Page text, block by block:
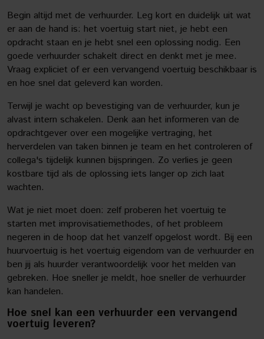
Begin altijd met de verhuurder. Leg kort en duidelijk uit wat
er aan de hand is: het voertuig start niet, je hebt een
opdracht staan en je hebt snel een oplossing nodig. Een
goede verhuurder schakelt direct en denkt met je mee.
Vraag expliciet of er een vervangend voertuig beschikbaar is
en hoe snel dat geleverd kan worden.
Terwijl je wacht op bevestiging van de verhuurder, kun je
alvast intern schakelen. Denk aan het informeren van de
opdrachtgever over een mogelijke vertraging, het
herverdelen van taken binnen je team en het controleren of
collega's tijdelijk kunnen bijspringen. Zo verlies je geen
kostbare tijd als de oplossing iets langer op zich laat
wachten.
Wat je niet moet doen: zelf proberen het voertuig te
starten met improvisatiemethodes, of het probleem
negeren in de hoop dat het vanzelf opgelost wordt. Bij een
huurvoertuig is het voertuig eigendom van de verhuurder en
ben jij als huurder verantwoordelijk voor het melden van
gebreken. Hoe sneller je meldt, hoe sneller de verhuurder
kan handelen.
Hoe snel kan een verhuurder een vervangend
voertuig leveren?